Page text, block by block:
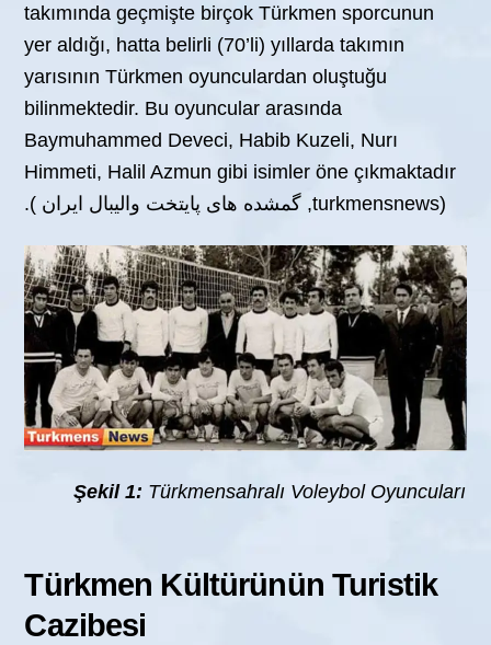
takımında geçmişte birçok Türkmen sporcunun
yer aldığı, hatta belirli (70’li) yıllarda takımın
yarısının Türkmen oyunculardan oluştuğu
bilinmektedir. Bu oyuncular arasında
Baymuhammed Deveci, Habib Kuzeli, Nurı
Himmeti, Halil Azmun gibi isimler öne çıkmaktadır
(turkmensnews, گمشده های پایتخت والیبال ایران ).
Şekil 1:
Türkmensahralı Voleybol Oyuncuları
Türkmen Kültürünün Turistik
Cazibesi